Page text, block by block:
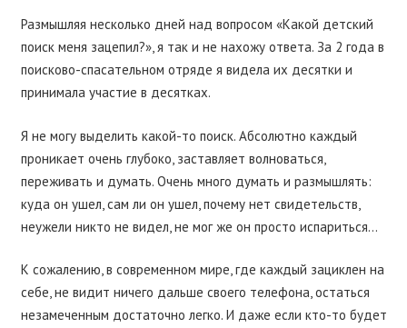
Размышляя несколько дней над вопросом «Какой детский
поиск меня зацепил?», я так и не нахожу ответа. За 2 года в
поисково-спасательном отряде я видела их десятки и
принимала участие в десятках.
Я не могу выделить какой-то поиск. Абсолютно каждый
проникает очень глубоко, заставляет волноваться,
переживать и думать. Очень много думать и размышлять:
куда он ушел, сам ли он ушел, почему нет свидетельств,
неужели никто не видел, не мог же он просто испариться…
К сожалению, в современном мире, где каждый зациклен на
себе, не видит ничего дальше своего телефона, остаться
незамеченным достаточно легко. И даже если кто-то будет